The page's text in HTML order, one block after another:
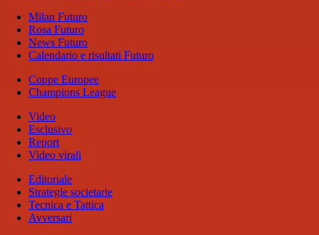
Milan Futuro
Rosa Futuro
News Futuro
Calendario e risultati Futuro
Coppe Europee
Champions League
Video
Esclusivo
Report
Video virali
Editoriale
Strategie societarie
Tecnica e Tattica
Avversari